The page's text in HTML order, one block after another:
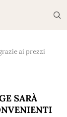
ai prezzi
SARÀ